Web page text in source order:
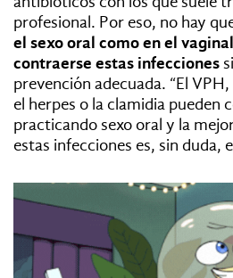
profesional. Por eso, no hay
el sexo oral como en el
contraerse estas infecciones
prevención adecuada. “El
el herpes o la clamidia pueden
practicando sexo oral y la
estas infecciones es, sin duda,